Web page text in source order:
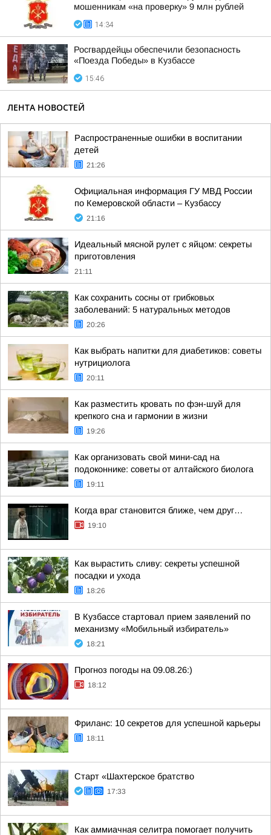
мошенникам «на проверку» 9 млн рублей
14:34
Росгвардейцы обеспечили безопасность
«Поезда Победы» в Кузбассе
15:46
ЛЕНТА НОВОСТЕЙ
Распространенные ошибки в воспитании
детей
21:26
Официальная информация ГУ МВД России
по Кемеровской области – Кузбассу
21:16
Идеальный мясной рулет с яйцом: секреты
приготовления
21:11
Как сохранить сосны от грибковых
заболеваний: 5 натуральных методов
20:26
Как выбрать напитки для диабетиков: советы
нутрициолога
20:11
Как разместить кровать по фэн-шуй для
крепкого сна и гармонии в жизни
19:26
Как организовать свой мини-сад на
подоконнике: советы от алтайского биолога
19:11
Когда враг становится ближе, чем друг…
19:10
Как вырастить сливу: секреты успешной
посадки и ухода
18:26
В Кузбассе стартовал прием заявлений по
механизму «Мобильный избиратель»
18:21
Прогноз погоды на 09.08.26:)
18:12
Фриланс: 10 секретов для успешной карьеры
18:11
Старт «Шахтерское братство
17:33
Как аммиачная селитра помогает получить